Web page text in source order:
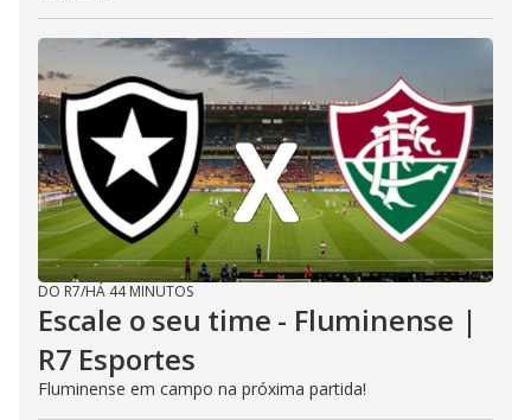
DO R7/HÁ 44 MINUTOS
Escale o seu time - Fluminense |
R7 Esportes
Fluminense em campo na próxima partida!